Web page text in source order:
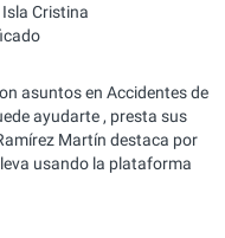
Cristina
asuntos en Accidentes de
ayudarte , presta sus
Martín destaca por
usando la plataforma